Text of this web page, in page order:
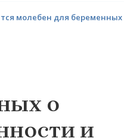
молебен для
о
и